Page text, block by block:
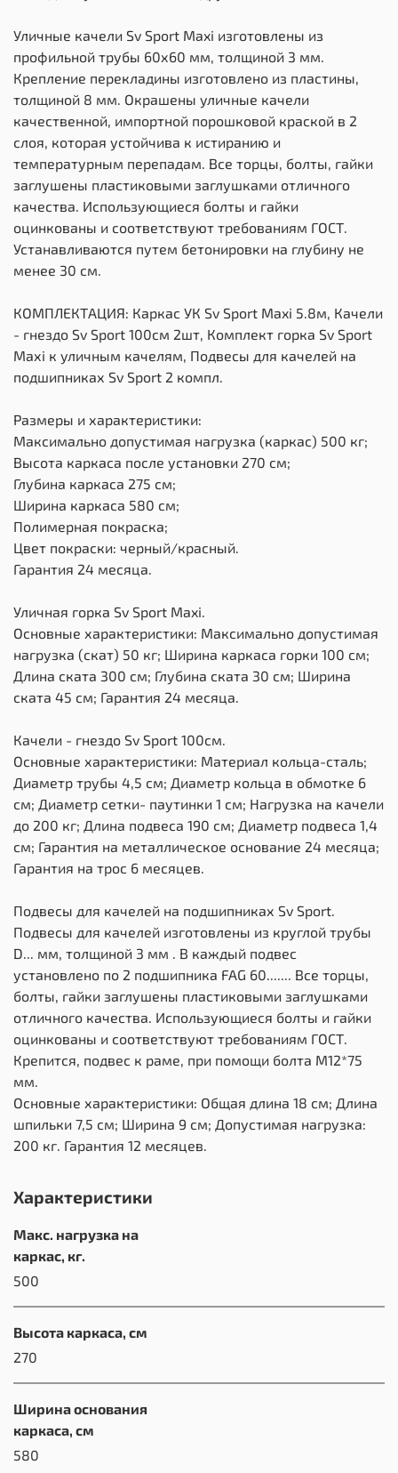
Уличные качели Sv Sport Maxi изготовлены из
профильной трубы 60х60 мм, толщиной 3 мм.
Крепление перекладины изготовлено из пластины,
толщиной 8 мм. Окрашены уличные качели
качественной, импортной порошковой краской в 2
слоя, которая устойчива к истиранию и
температурным перепадам. Все торцы, болты, гайки
заглушены пластиковыми заглушками отличного
качества. Использующиеся болты и гайки
оцинкованы и соответствуют требованиям ГОСТ.
Устанавливаются путем бетонировки на глубину не
менее 30 см.
КОМПЛЕКТАЦИЯ: Каркас УК Sv Sport Maxi 5.8м, Качели
- гнездо Sv Sport 100см 2шт, Комплект горка Sv Sport
Махi к уличным качелям, Подвесы для качелей на
подшипниках Sv Sport 2 компл.
Размеры и характеристики:
Максимально допустимая нагрузка (каркас) 500 кг;
Высота каркаса после установки 270 см;
Глубина каркаса 275 см;
Ширина каркаса 580 см;
Полимерная покраска;
Цвет покраски: черный/красный.
Гарантия 24 месяца.
Уличная горка Sv Sport Maxi.
Основные характеристики: Максимально допустимая
нагрузка (скат) 50 кг; Ширина каркаса горки 100 см;
Длина ската 300 см; Глубина ската 30 см; Ширина
ската 45 см; Гарантия 24 месяца.
Качели - гнездо Sv Sport 100см.
Основные характеристики: Материал кольца-сталь;
Диаметр трубы 4,5 см; Диаметр кольца в обмотке 6
см; Диаметр сетки- паутинки 1 см; Нагрузка на качели
до 200 кг; Длина подвеса 190 см; Диаметр подвеса 1,4
см; Гарантия на металлическое основание 24 месяца;
Гарантия на трос 6 месяцев.
Подвесы для качелей на подшипниках Sv Sport.
Подвесы для качелей изготовлены из круглой трубы
D... мм, толщиной 3 мм . В каждый подвес
установлено по 2 подшипника FAG 60....... Все торцы,
болты, гайки заглушены пластиковыми заглушками
отличного качества. Использующиеся болты и гайки
оцинкованы и соответствуют требованиям ГОСТ.
Крепится, подвес к раме, при помощи болта М12*75
мм.
Основные характеристики: Общая длина 18 см; Длина
шпильки 7,5 см; Ширина 9 см; Допустимая нагрузка:
200 кг. Гарантия 12 месяцев.
Характеристики
Макс. нагрузка на
каркас, кг.
500
Высота каркаса, см
270
Ширина основания
каркаса, см
580